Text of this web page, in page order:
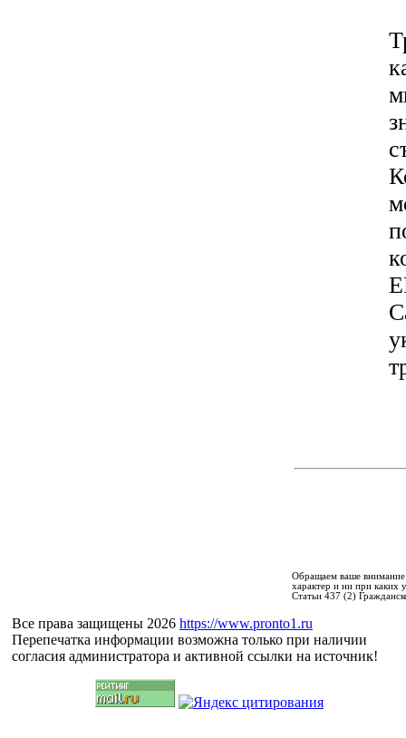
Обращаем ваше
характер и ни при каких
Статьи 437 (2)
Все права защищены 2026 https://www.pronto1.ru
Перепечатка информации возможна только при наличии
согласия администратора и активной ссылки на источник!